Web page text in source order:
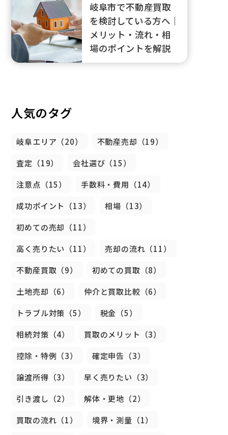
岐阜市で不動産買取
を検討している方へ｜
メリット・流れ・相
場のポイントを解説
人気のタグ
岐阜エリア（20）
不動産売却（19）
査定（19）
会社選び（15）
注意点（15）
手数料・費用（14）
成功ポイント（13）
相場（13）
初めての売却（11）
高く売りたい（11）
売却の流れ（11）
不動産買取（9）
初めての買取（8）
土地売却（6）
仲介と買取比較（6）
トラブル対策（5）
税金（5）
相続対策（4）
買取のメリット（3）
控除・特例（3）
確定申告（3）
譲渡所得（3）
早く売りたい（3）
引き渡し（2）
解体・更地（2）
買取の流れ（1）
境界・測量（1）